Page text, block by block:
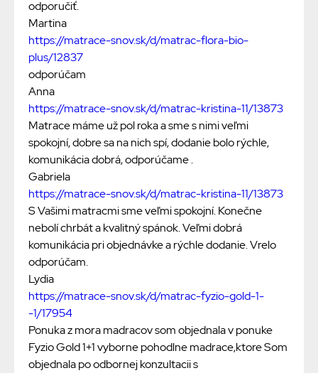
odporučiť.
Martina
https://matrace-snov.sk/d/matrac-flora-bio-
plus/12837
odporúčam
Anna
https://matrace-snov.sk/d/matrac-kristina-11/13873
Matrace máme už pol roka a sme s nimi veľmi
spokojní, dobre sa na nich spí, dodanie bolo rýchle,
komunikácia dobrá, odporúčame .
Gabriela
https://matrace-snov.sk/d/matrac-kristina-11/13873
S Vašimi matracmi sme veľmi spokojní. Konečne
nebolí chrbát a kvalitný spánok. Veľmi dobrá
komunikácia pri objednávke a rýchle dodanie. Vrelo
odporúčam.
Lydia
https://matrace-snov.sk/d/matrac-fyzio-gold-1-
-1/17954
Ponuka z mora madracov som objednala v ponuke
Fyzio Gold 1+1 vyborne pohodlne madrace,ktore Som
objednala po odbornej konzultacii s